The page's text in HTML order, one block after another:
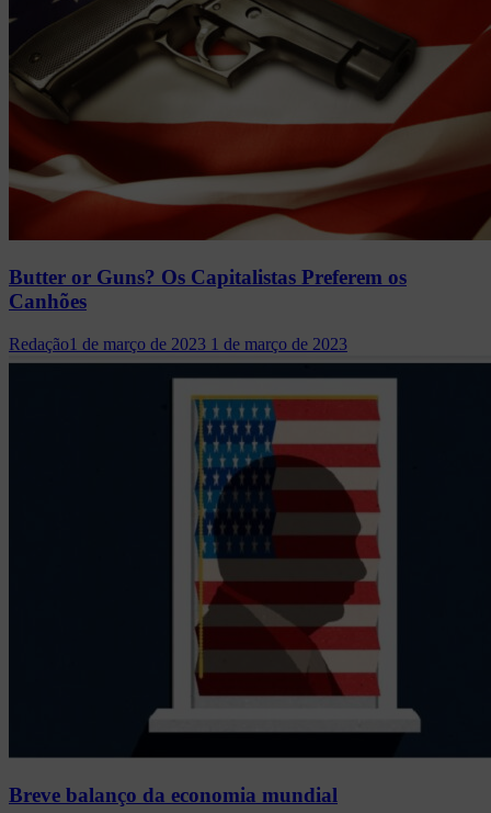
Butter or Guns? Os Capitalistas Preferem os
Canhões
Redação1 de março de 2023 1 de março de 2023
Breve balanço da economia mundial